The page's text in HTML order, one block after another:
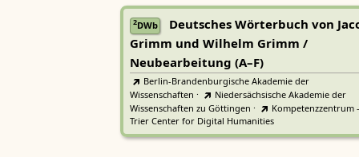
2DWb
Deutsches Wörterbuch von
Grimm und Wilhelm Grimm /
Neubearbeitung (A–F)
Berlin-Brandenburgische Akademie der
Wissenschaften ·
Niedersächsische Akademie der
Wissenschaften zu Göttingen ·
Kompetenzzentrum -
Trier Center for Digital Humanities